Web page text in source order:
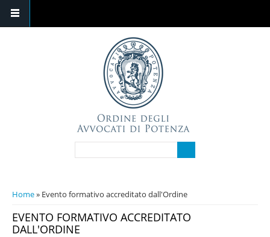
TU SEI QUI
Home» Evento formativo accreditato dall'Ordine
EVENTO FORMATIVO ACCREDITATO
DALL'ORDINE